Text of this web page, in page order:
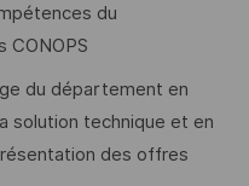
du
CONOPS
du département en
solution technique et en
des offres